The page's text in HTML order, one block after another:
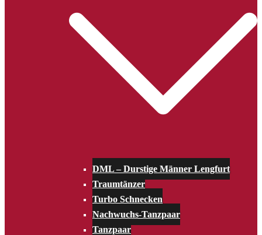
DML – Durstige Männer Lengfurt
Traumtänzer
Turbo Schnecken
Nachwuchs-Tanzpaar
Tanzpaar